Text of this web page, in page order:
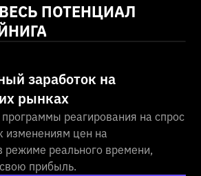
ПОТЕНЦИАЛ
заработок на
рынках
реагирования на спрос
изменениям цен на
режиме реального времени,
прибыль.